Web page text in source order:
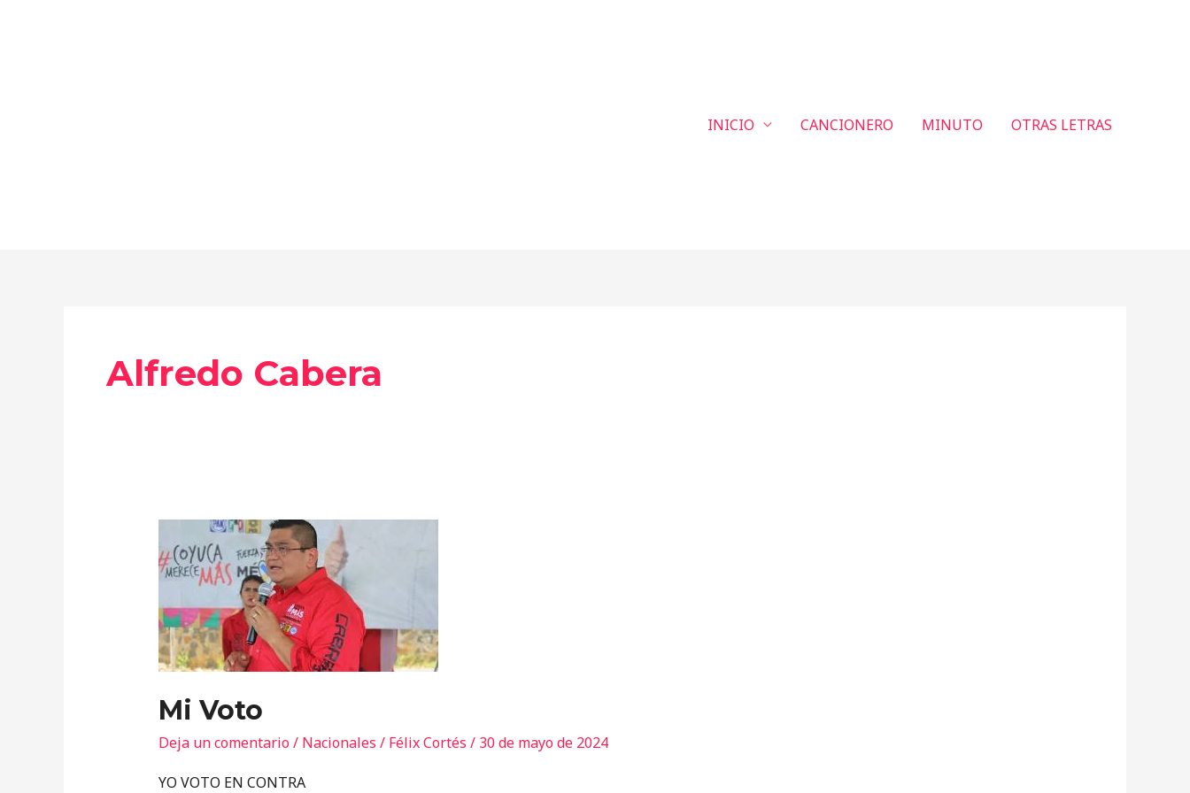
INICIO CANCIONERO MINUTO OTRAS LETRAS
Alfredo Cabera
Mi Voto
Deja un comentario/ Nacionales / Félix Cortés / 30 de mayo de 2024
YO VOTO EN CONTRA
Voto